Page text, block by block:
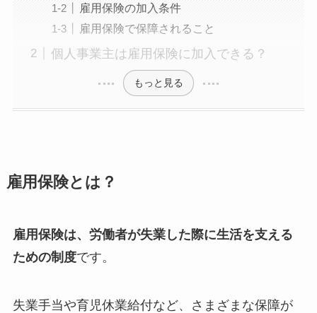
雇用保険の加入条件
雇用保険で保障されること
個人事業主は雇用保険に加入できる？
もっと見る
雇用保険とは？
雇用保険は、労働者が失業した際に生活を支える
ための制度です。
失業手当や育児休業給付など、さまざまな保障が